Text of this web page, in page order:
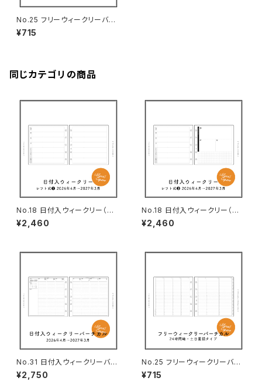
No.25 フリーウィークリーバー
チカル（枠均一タイプ・M5スクエ
アサイズ）
¥715
同じカテゴリの商品
No.18 日付入ウィークリー（レフ
ト式❶・M5スクエアサイズ）
¥2,460
No.18 日付入ウィークリー（レフ
ト式❸・M5スクエアサイズ）
¥2,460
No.31 日付入ウィークリーバー
チカル（M5スクエアサイズ）
¥2,750
No.25 フリーウィークリーバー
チカル（土日重視タイプ・M5スク
エアサイズ）
¥715